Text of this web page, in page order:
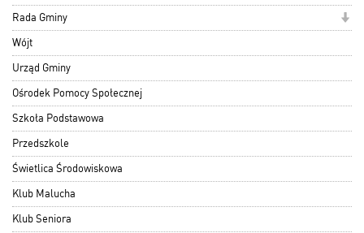
Rada Gminy
Wójt
Urząd Gminy
Ośrodek Pomocy Społecznej
Szkoła Podstawowa
Przedszkole
Świetlica Środowiskowa
Klub Malucha
Klub Seniora